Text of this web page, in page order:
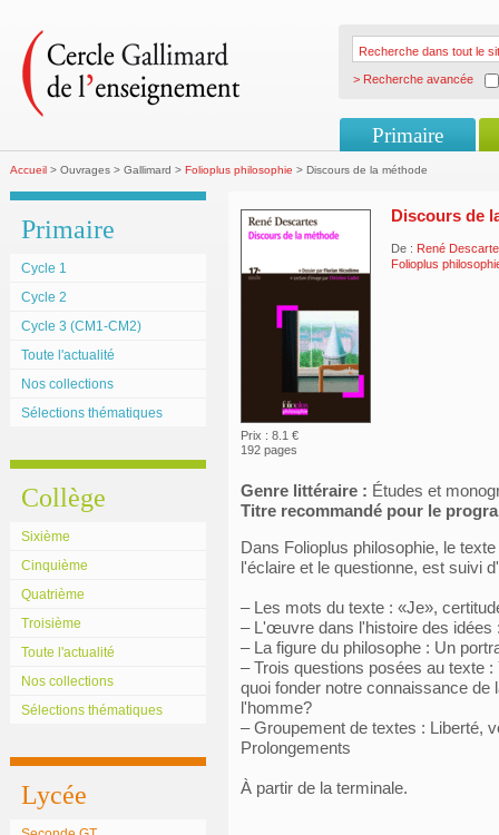
> Recherche avancée
Primaire
Accueil > Ouvrages > Gallimard > Folioplus philosophie > Discours de la méthode
Primaire
Cycle 1
Cycle 2
Cycle 3 (CM1-CM2)
Toute l'actualité
Nos collections
Sélections thématiques
Collège
Sixième
Cinquième
Quatrième
Troisième
Toute l'actualité
Nos collections
Sélections thématiques
Lycée
Prix : 8.1 €
192 pages
Discours de
De : René
Folioplus
Genre littéraire : Études et
Titre recommandé pour le
Dans Folioplus philosophie, le
l'éclaire et le questionne, est suivi
– Les mots du texte : «Je»,
– L'œuvre dans l'histoire des idées
– La figure du philosophe : Un
– Trois questions posées au texte
quoi fonder notre connaissance de
l'homme?
– Groupement de textes : Liberté,
Prolongements
À partir de la terminale.